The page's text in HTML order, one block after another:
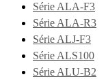
Série ALA-F3
Série ALA-R3
Série ALJ-F3
Série ALS100
Série ALU-B2